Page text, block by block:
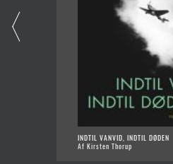
INDTIL VANVID, INDTIL DØDEN
Af Kirsten Thorup